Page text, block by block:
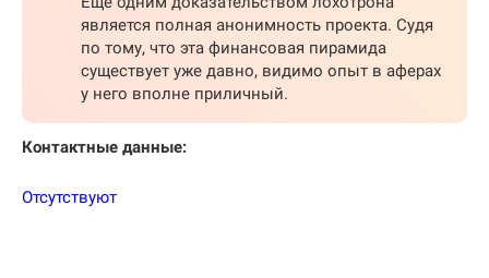
является полная анонимность проекта. Судя
по тому, что эта финансовая пирамида
существует уже давно, видимо опыт в аферах
у него вполне приличный.
Контактные данные:
Отсутствуют